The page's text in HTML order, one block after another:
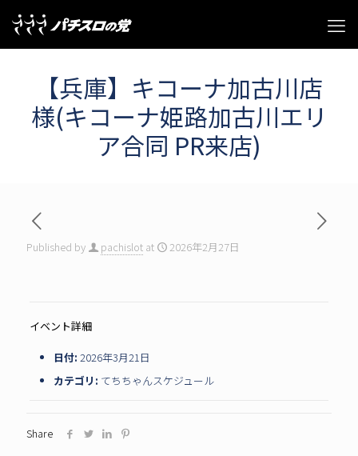
【兵庫】キコーナ加古川店
様(キコーナ姫路加古川エリ
ア合同 PR来店)
Published by pachislot at 2026年2月27日
イベント詳細
日付: 2026年3月21日
カテゴリ: てちちゃんスケジュール
Share